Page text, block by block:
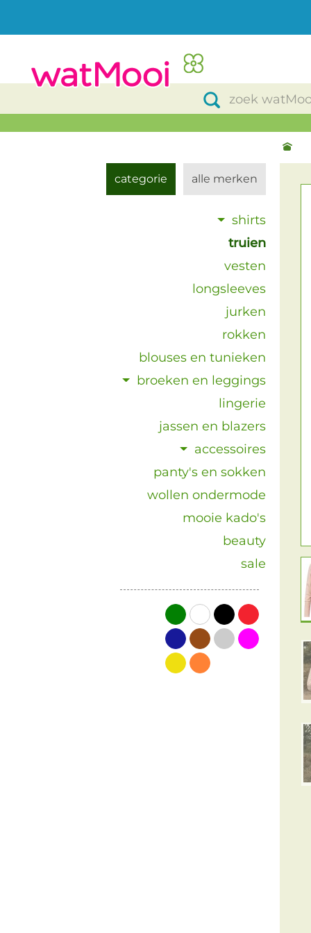
categorie
shirts
truien
vesten
longsleeves
jurken
rokken
blouses en tunieken
broeken en leggings
lingerie
jassen en blazers
accessoires
panty's en sokken
wollen ondermode
mooie kado's
beauty
sale
groenwit zwartrood
blauwbruingrijsroze
geeloranje
alle merken